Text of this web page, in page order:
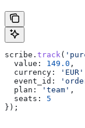
scribe . track(
  value:
149.0
  currency:
'EUR'
  event_id:
  plan:
'team'
  seats:
5
});